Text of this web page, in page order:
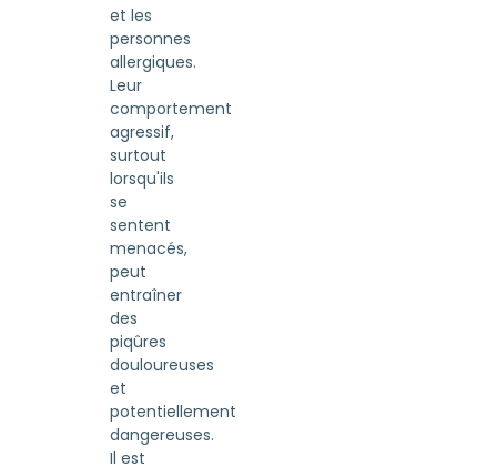
et les
personnes
allergiques.
Leur
comportement
agressif,
surtout
lorsqu'ils
se
sentent
menacés,
peut
entraîner
des
piqûres
douloureuses
et
potentiellement
dangereuses.
Il est